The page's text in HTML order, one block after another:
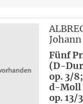
Fünf
(D-
op. 3/
d-Moll
op. 13/3